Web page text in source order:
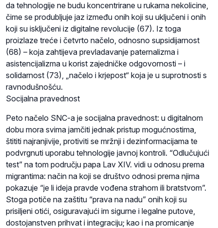
da tehnologije ne budu koncentrirane u rukama nekolicine,
čime se produbljuje jaz između onih koji su uključeni i onih
koji su isključeni iz digitalne revolucije (67). Iz toga
proizlaze treće i četvrto načelo, odnosno supsidijarnost
(68) – koja zahtijeva prevladavanje paternalizma i
asistencijalizma u korist zajedničke odgovornosti – i
solidarnost (73), „načelo i krjepost“ koja je u suprotnosti s
ravnodušnošću.
Socijalna pravednost
Peto načelo SNC-a je socijalna pravednost: u digitalnom
dobu mora svima jamčiti jednak pristup mogućnostima,
štititi najranjivije, protiviti se mržnji i dezinformacijama te
podvrgnuti uporabu tehnologije javnoj kontroli. “Odlučujući
test” na tom području papa Lav XIV. vidi u odnosu prema
migrantima: način na koji se društvo odnosi prema njima
pokazuje “je li ideja pravde vođena strahom ili bratstvom”.
Stoga potiče na zaštitu “prava na nadu” onih koji su
prisiljeni otići, osiguravajući im sigurne i legalne putove,
dostojanstven prihvat i integraciju; kao i na promicanje